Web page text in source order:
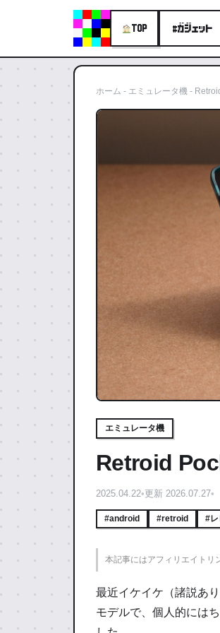
TOP #ガジェット
ホーム - エミュレータ機 -
エミュレータ機
Retroid
2025.04.22•更新 2026.07.27•
#android #retroid #
本記事にはアフィリエイトリ
最近イケイケ（諸説あ
モデルで、個人的には